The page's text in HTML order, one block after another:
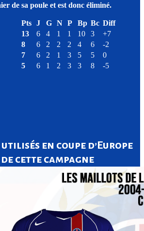
de sa poule et est donc éliminé.
Pts J G N P Bp Bc Diff
13 6 4 1 1 10 3
+7
8 6 2 2 2 4 6
-2
7 6 2 1 3 5 5
0
5 6 1 2 3 3 8 -5
en coupe d’Europe
cette campagne